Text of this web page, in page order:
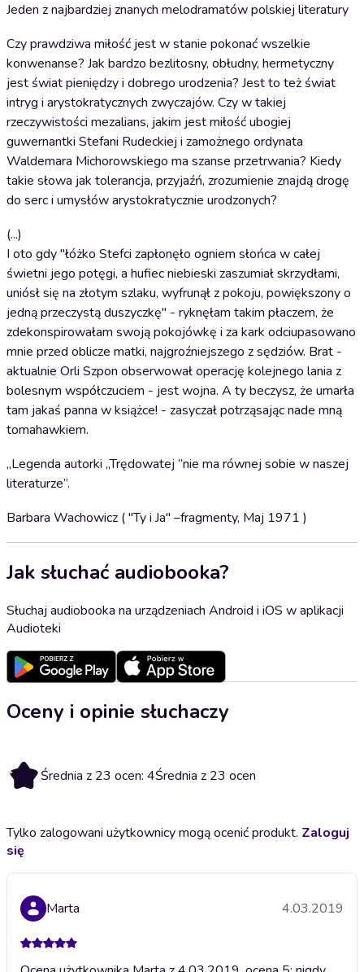
Jeden z najbardziej znanych melodramatów polskiej literatury
Czy prawdziwa miłość jest w stanie pokonać wszelkie
konwenanse? Jak bardzo bezlitosny, obłudny, hermetyczny
jest świat pieniędzy i dobrego urodzenia? Jest to też świat
intryg i arystokratycznych zwyczajów. Czy w takiej
rzeczywistości mezalians, jakim jest miłość ubogiej
guwernantki Stefani Rudeckiej i zamożnego ordynata
Waldemara Michorowskiego ma szanse przetrwania? Kiedy
takie słowa jak tolerancja, przyjaźń, zrozumienie znajdą drogę
do serc i umysłów arystokratycznie urodzonych?
(...)
I oto gdy "łóżko Stefci zapłonęło ogniem słońca w całej
świetni jego potęgi, a hufiec niebieski zaszumiał skrzydłami,
uniósł się na złotym szlaku, wyfrunął z pokoju, powiększony o
jedną przeczystą duszyczkę" - ryknęłam takim płaczem, że
zdekonspirowałam swoją pokojówkę i za kark odciupasowano
mnie przed oblicze matki, najgroźniejszego z sędziów. Brat -
aktualnie Orli Szpon obserwował operację kolejnego lania z
bolesnym współczuciem - jest wojna. A ty beczysz, że umarła
tam jakaś panna w książce! - zasyczał potrząsając nade mną
tomahawkiem.
„Legenda autorki „Trędowatej ”nie ma równej sobie w naszej
literaturze”.
Barbara Wachowicz ( "Ty i Ja" –fragmenty, Maj 1971 )
Jak słuchać audiobooka?
Słuchaj audiobooka na urządzeniach Android i iOS w aplikacji
Audioteki
Oceny i opinie słuchaczy
4 Średnia z 23 ocen: 4Średnia z 23 ocen
Tylko zalogowani użytkownicy mogą ocenić produkt. Zaloguj
się
Marta 4.03.2019